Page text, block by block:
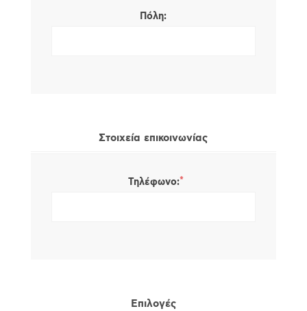
Πόλη:
Στοιχεία επικοινωνίας
Τηλέφωνο:*
Επιλογές